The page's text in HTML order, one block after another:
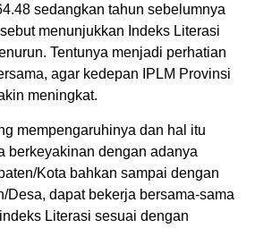
sedangkan tahun sebelumnya
menunjukkan Indeks Literasi
Tentunya menjadi perhatian
agar kedepan IPLM Provinsi
meningkat.
mempengaruhinya dan hal itu
berkeyakinan dengan adanya
Kota bahkan sampai dengan
Desa, dapat bekerja bersama-sama
Literasi sesuai dengan